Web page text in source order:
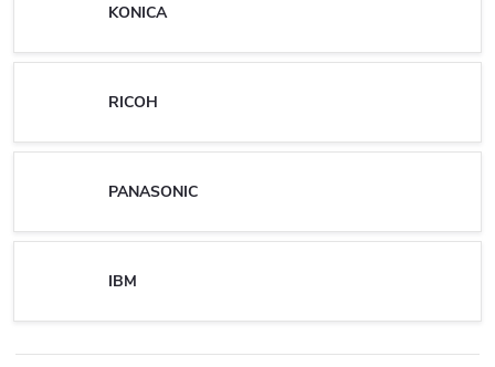
KONICA
RICOH
PANASONIC
IBM